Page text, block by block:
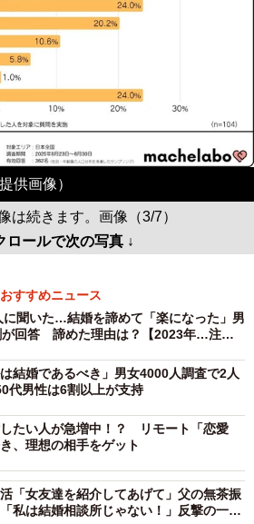
供画像）
は続きます。画像（3/7）
ロールで次の写真 ↓
おすすめニュース
に聞いた…結婚を諦めて「楽になった」男
が回答 諦めた理由は？【2023年…注目
は結婚であるべき」男女4000人調査で2人
代男性は6割以上が支持
たい人が急増中！？ リモート「恋愛
、理想の相手をゲット
活「女友達を紹介してあげて」父の無茶振
私は結婚相談所じゃない！」反撃の一言